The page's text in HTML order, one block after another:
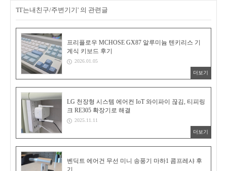
'IT는내친구/주변기기' 의 관련글
프리플로우 MCHOSE GX87 알루미늄 텐키리스 기
계식 키보드 후기
2026.01.05
더보기
LG 천장형 시스템 에어컨 IoT 와이파이 끊김, 티피링
크 RE305 확장기로 해결
2025.11.11
더보기
벤딕트 에어건 무선 미니 송풍기 마하1 콤프레샤 후